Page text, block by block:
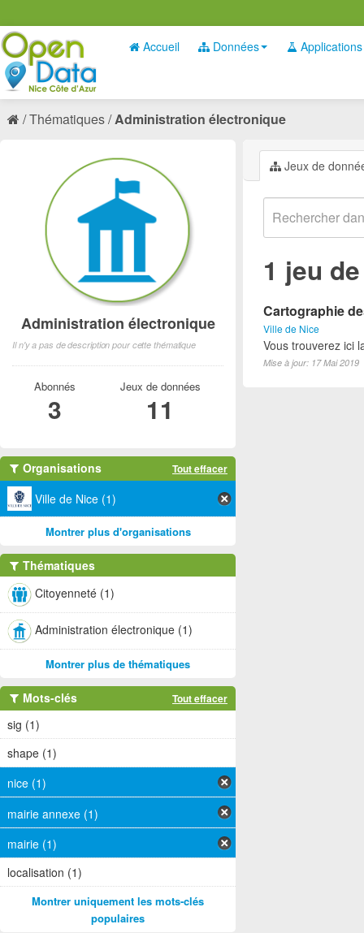
Accueil Données Applications
Thématiques Administration électronique
Jeux de
1 jeu
Cartographie
Ville de Nice
Vous trouverez ici
Mise à jour: 17 Mai 2019
Administration électronique
Il n'y a pas de description pour cette thématique
Abonnés
3
Jeux de données
11
Organisations Tout effacer
Ville de Nice (1)
Montrer plus d'organisations
Thématiques
Citoyenneté (1)
Administration électronique (1)
Montrer plus de thématiques
Mots-clés Tout effacer
sig (1)
shape (1)
nice (1)
mairie annexe (1)
mairie (1)
localisation (1)
Montrer uniquement les mots-clés
populaires